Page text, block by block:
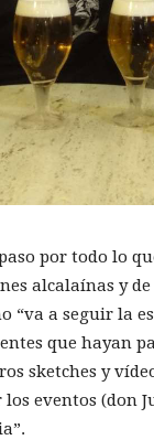
por todo lo
alcalaínas y
“va a seguir la
que hayan
sketches y
eventos (don